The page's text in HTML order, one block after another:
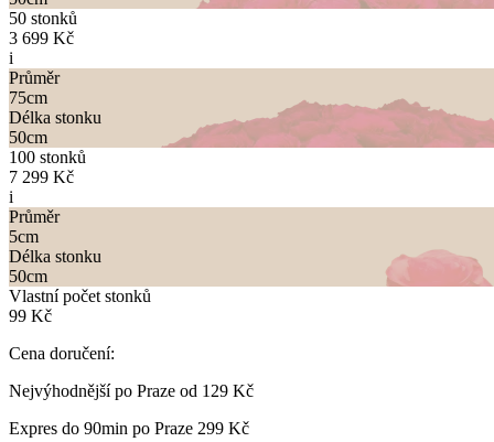
50 stonků
3 699 Kč
i
Průměr
75cm
Délka stonku
50cm
100 stonků
7 299 Kč
i
Průměr
5cm
Délka stonku
50cm
Vlastní počet stonků
99 Kč
Cena doručení:
Nejvýhodnější po Praze od 129 Kč
Expres do 90min po Praze 299 Kč